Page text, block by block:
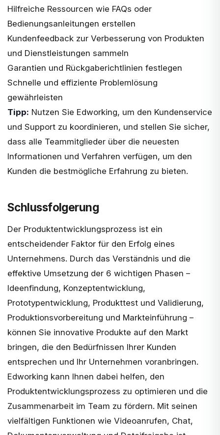
Hilfreiche Ressourcen wie FAQs oder
Bedienungsanleitungen erstellen
Kundenfeedback zur Verbesserung von Produkten
und Dienstleistungen sammeln
Garantien und Rückgaberichtlinien festlegen
Schnelle und effiziente Problemlösung
gewährleisten
Tipp: Nutzen Sie Edworking, um den Kundenservice
und Support zu koordinieren, und stellen Sie sicher,
dass alle Teammitglieder über die neuesten
Informationen und Verfahren verfügen, um den
Kunden die bestmögliche Erfahrung zu bieten.
Schlussfolgerung
Der Produktentwicklungsprozess ist ein
entscheidender Faktor für den Erfolg eines
Unternehmens. Durch das Verständnis und die
effektive Umsetzung der 6 wichtigen Phasen –
Ideenfindung, Konzeptentwicklung,
Prototypentwicklung, Produkttest und Validierung,
Produktionsvorbereitung und Markteinführung –
können Sie innovative Produkte auf den Markt
bringen, die den Bedürfnissen Ihrer Kunden
entsprechen und Ihr Unternehmen voranbringen.
Edworking kann Ihnen dabei helfen, den
Produktentwicklungsprozess zu optimieren und die
Zusammenarbeit im Team zu fördern. Mit seinen
vielfältigen Funktionen wie Videoanrufen, Chat,